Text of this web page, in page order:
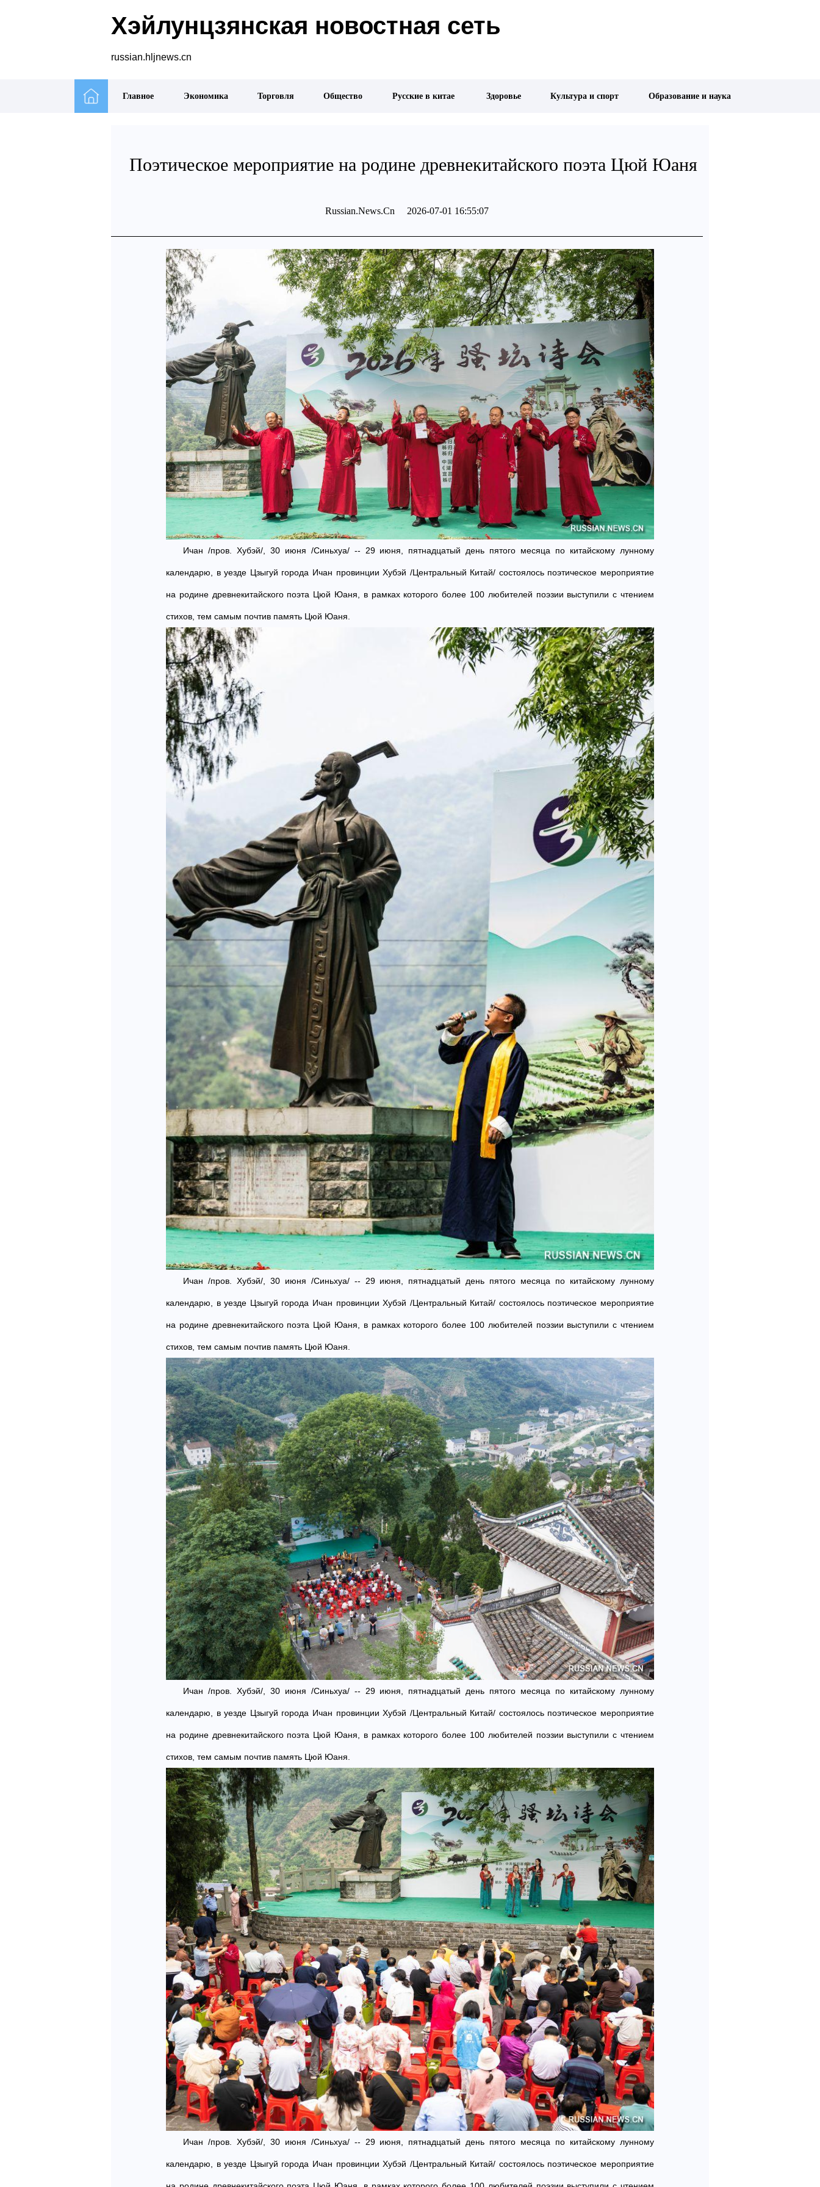
Хэйлунцзянская новостная сеть
russian.hljnews.cn
Главное Экономика Торговля Общество Русские в китае Здоровье Культура и спорт Образование и наука
Поэтическое мероприятие на родине древнекитайского поэта Цюй Юаня
Russian.News.Cn 2026-07-01 16:55:07
Ичан /пров. Хубэй/, 30 июня /Синьхуа/ -- 29 июня, пятнадцатый день пятого месяца по китайскому лунному
календарю, в уезде Цзыгуй города Ичан провинции Хубэй /Центральный Китай/ состоялось поэтическое мероприятие
на родине древнекитайского поэта Цюй Юаня, в рамках которого более 100 любителей поэзии выступили с чтением
стихов, тем самым почтив память Цюй Юаня.
Ичан /пров. Хубэй/, 30 июня /Синьхуа/ -- 29 июня, пятнадцатый день пятого месяца по китайскому лунному
календарю, в уезде Цзыгуй города Ичан провинции Хубэй /Центральный Китай/ состоялось поэтическое мероприятие
на родине древнекитайского поэта Цюй Юаня, в рамках которого более 100 любителей поэзии выступили с чтением
стихов, тем самым почтив память Цюй Юаня.
Ичан /пров. Хубэй/, 30 июня /Синьхуа/ -- 29 июня, пятнадцатый день пятого месяца по китайскому лунному
календарю, в уезде Цзыгуй города Ичан провинции Хубэй /Центральный Китай/ состоялось поэтическое мероприятие
на родине древнекитайского поэта Цюй Юаня, в рамках которого более 100 любителей поэзии выступили с чтением
стихов, тем самым почтив память Цюй Юаня.
Ичан /пров. Хубэй/, 30 июня /Синьхуа/ -- 29 июня, пятнадцатый день пятого месяца по китайскому лунному
календарю, в уезде Цзыгуй города Ичан провинции Хубэй /Центральный Китай/ состоялось поэтическое мероприятие